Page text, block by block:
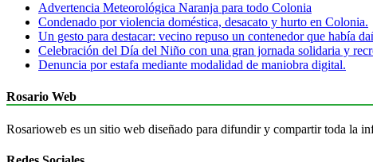
Advertencia Meteorológica Naranja para todo Colonia
Condenado por violencia doméstica, desacato y hurto en Colonia.
Un gesto para destacar: vecino repuso un contenedor que había
Celebración del Día del Niño con una gran jornada solidaria y
Denuncia por estafa mediante modalidad de maniobra digital.
Rosario Web
Rosarioweb es un sitio web diseñado para difundir y compartir toda la